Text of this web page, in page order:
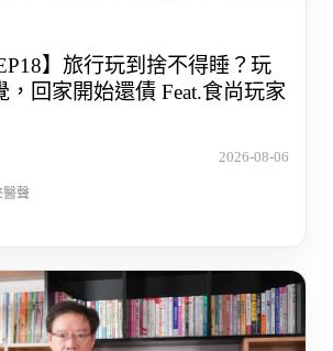
】旅行玩到捨不得睡？玩
，回家開始還債 Feat.食尚玩家
2026-08-06
醫聲